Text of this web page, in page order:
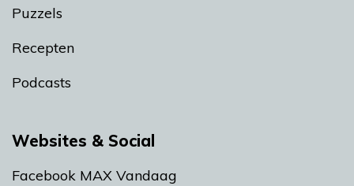
Puzzels
Recepten
Podcasts
Websites & Social
Facebook MAX Vandaag